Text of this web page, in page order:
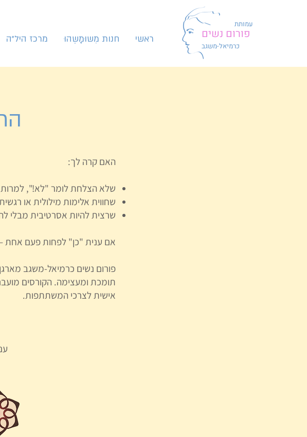
האם קרה לך:
שלא הצלחת לומר "לא!",
שחווית אלימות מילולית או
שרצית להיות אסרטיבית מבלי
אם ענית "כן" לפחות פעם אחת –
פורום נשים כרמיאל-משגב
תומכת ומעצימה. הקורסים
אישית לצרכי המשתתפות.
פורום נשים
כרמיאל-משגב
עמותת
ראשי חנות מְשוּמָשֶהוּ מרכז היל"ה